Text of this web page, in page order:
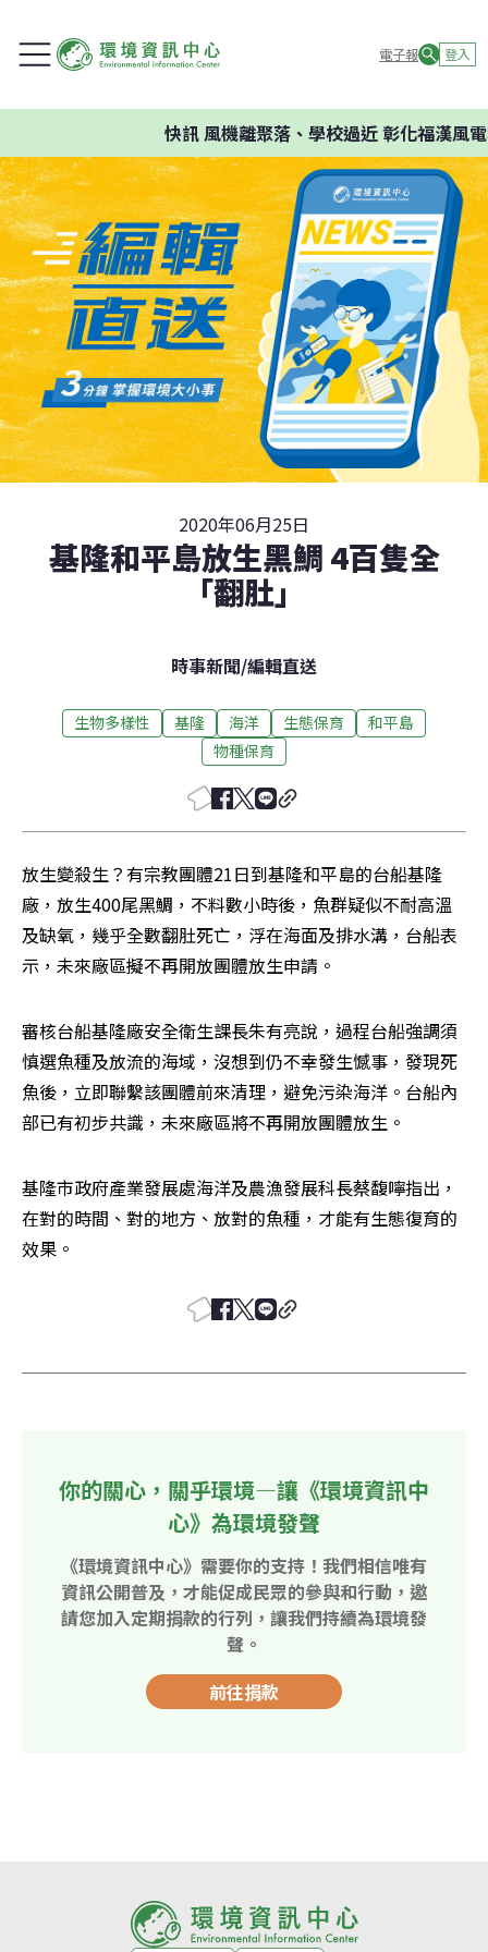
電子報 登入
快訊風機離聚落、學校過近 彰化福漢風電
2020年06月25日
基隆和平島放生黑鯛 4百隻全
「翻肚」
時事新聞/編輯直送
生物多樣性 基隆 海洋 生態保育
和平島
物種保育
放生變殺生？有宗教團體21日到基隆和平島的台船基隆
廠，放生400尾黑鯛，不料數小時後，魚群疑似不耐高溫
及缺氧，幾乎全數翻肚死亡，浮在海面及排水溝，台船表
示，未來廠區擬不再開放團體放生申請。
審核台船基隆廠安全衛生課長朱有亮說，過程台船強調須
慎選魚種及放流的海域，沒想到仍不幸發生憾事，發現死
魚後，立即聯繫該團體前來清理，避免污染海洋。台船內
部已有初步共識，未來廠區將不再開放團體放生。
基隆市政府產業發展處海洋及農漁發展科長蔡馥嚀指出，
在對的時間、對的地方、放對的魚種，才能有生態復育的
效果。
你的關心，關乎環境—讓《環境資訊中
心》為環境發聲
《環境資訊中心》需要你的支持！我們相信唯有
資訊公開普及，才能促成民眾的參與和行動，邀
請您加入定期捐款的行列，讓我們持續為環境發
聲。
前往捐款